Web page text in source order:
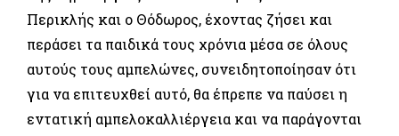
Περικλής και ο Θόδωρος, έχοντας ζήσει και
περάσει τα παιδικά τους χρόνια μέσα σε όλους
αυτούς τους αμπελώνες, συνειδητοποίησαν ότι
για να επιτευχθεί αυτό, θα έπρεπε να παύσει η
εντατική αμπελοκαλλιέργεια και να παράγονται